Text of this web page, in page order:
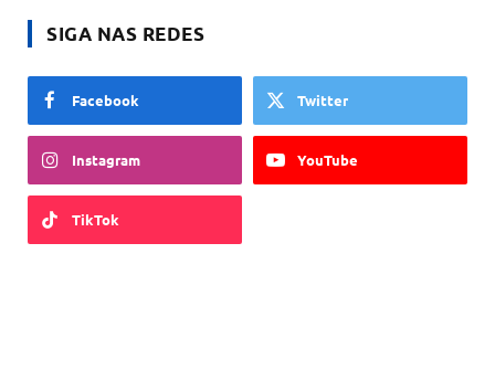
SIGA NAS REDES
Facebook Twitter
Instagram YouTube
TikTok